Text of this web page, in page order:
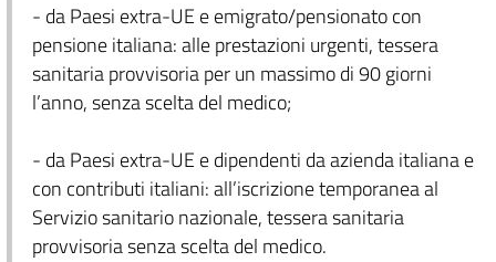
- da Paesi extra-UE e emigrato/pensionato con
pensione italiana: alle prestazioni urgenti, tessera
sanitaria provvisoria per un massimo di 90 giorni
l’anno, senza scelta del medico;
- da Paesi extra-UE e dipendenti da azienda italiana e
con contributi italiani: all’iscrizione temporanea al
Servizio sanitario nazionale, tessera sanitaria
provvisoria senza scelta del medico.